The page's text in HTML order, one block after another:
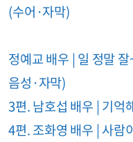
(수어·자막)
정예교 배우 | 일 정말
음성·자막)
3편. 남호섭 배우 | 기억
4편. 조화영 배우 | 사람